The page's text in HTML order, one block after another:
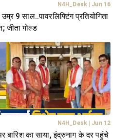
N4H_Desk| Jun 16
9 साल..पावरलिफ्टिंग प्रतियोगिता
जीता गोल्ड
N4H_Desk| Jun 12
बारिश का साया, इंद्रुनाग के दर पहुंचे